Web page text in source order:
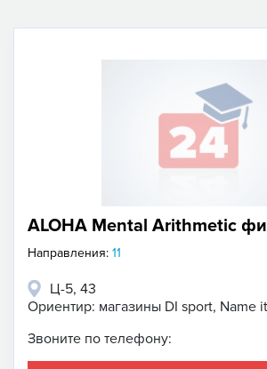
ALOHA Mental Arithmetic
Направления: 11
Ц-5, 43
Ориентир: магазины DI sport, Name it
Звоните по телефону: